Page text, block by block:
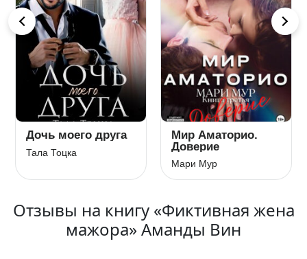
Дочь моего друга
Тала Тоцка
Мир Аматорио.
Доверие
Мари Мур
Отзывы на книгу «Фиктивная жена
мажора» Аманды Вин